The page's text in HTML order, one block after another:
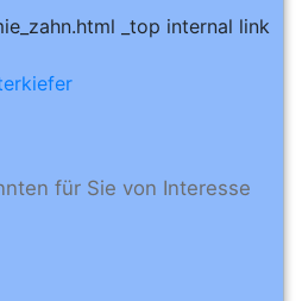
_top internal link
für Sie von Interesse